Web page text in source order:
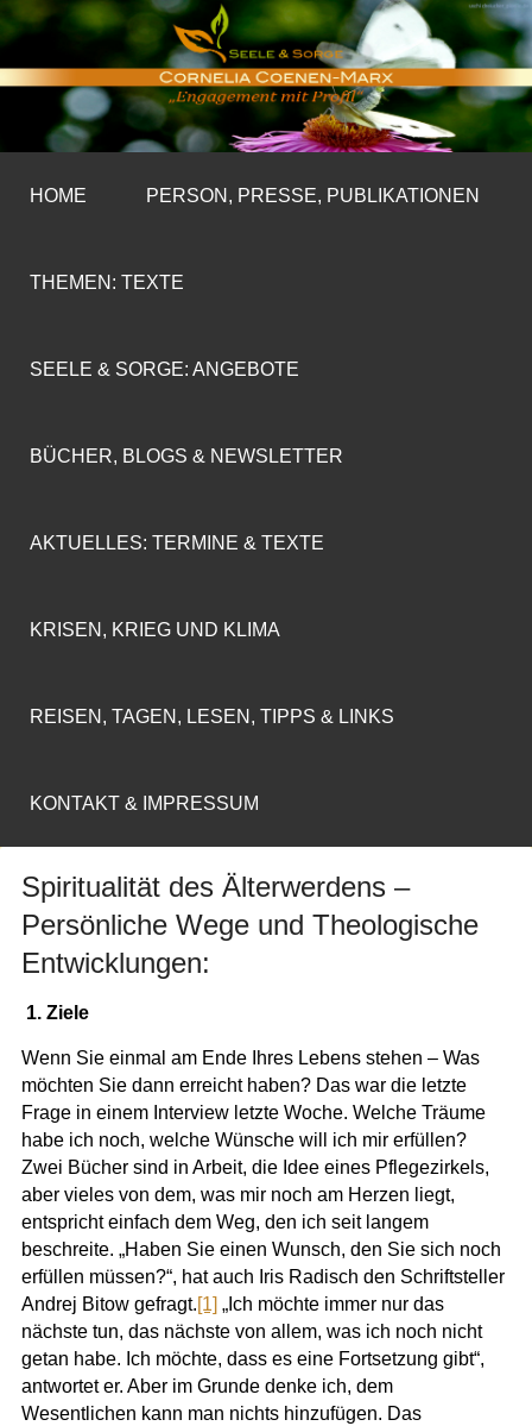
CORNELIA COENEN-
MARX
»ENGAGEMENT MIT PROFIL«
HOME PERSON, PRESSE, PUBLIKATIONEN
THEMEN: TEXTE
SEELE & SORGE: ANGEBOTE
BÜCHER, BLOGS & NEWSLETTER
AKTUELLES: TERMINE & TEXTE
KRISEN, KRIEG UND KLIMA
REISEN, TAGEN, LESEN, TIPPS & LINKS
KONTAKT & IMPRESSUM
Spiritualität des Älterwerdens –
Persönliche Wege und Theologische
Entwicklungen:
1. Ziele
Wenn Sie einmal am Ende Ihres Lebens stehen – Was
möchten Sie dann erreicht haben? Das war die letzte
Frage in einem Interview letzte Woche. Welche Träume
habe ich noch, welche Wünsche will ich mir erfüllen?
Zwei Bücher sind in Arbeit, die Idee eines Pflegezirkels,
aber vieles von dem, was mir noch am Herzen liegt,
entspricht einfach dem Weg, den ich seit langem
beschreite. „Haben Sie einen Wunsch, den Sie sich noch
erfüllen müssen?“, hat auch Iris Radisch den Schriftsteller
Andrej Bitow gefragt.[1] „Ich möchte immer nur das
nächste tun, das nächste von allem, was ich noch nicht
getan habe. Ich möchte, dass es eine Fortsetzung gibt“,
antwortet er. Aber im Grunde denke ich, dem
Wesentlichen kann man nichts hinzufügen. Das